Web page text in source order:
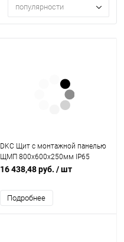
популярности
DKC Щит с монтажной панелью
ЩМП 800x600x250мм IP65
серия ST (R5ST0869)
16 438,48 руб. / шт
Подробнее